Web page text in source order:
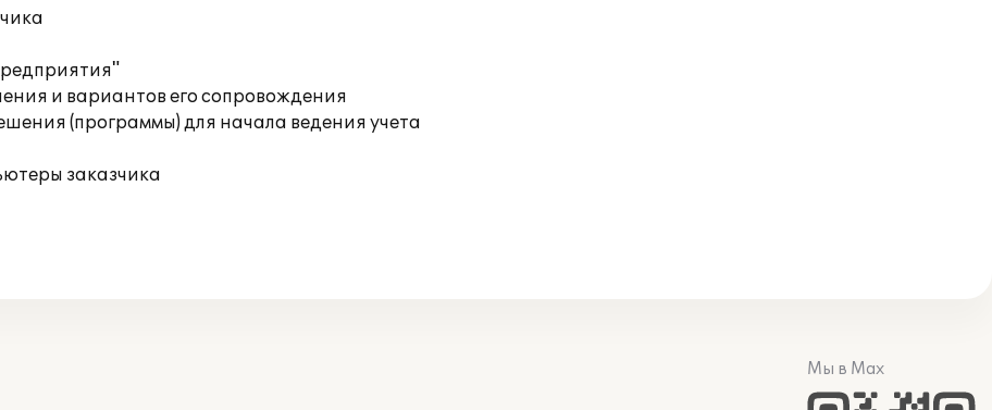
и вариантов его сопровождения
(программы) для начала ведения учета
заказчика
Мы в Max